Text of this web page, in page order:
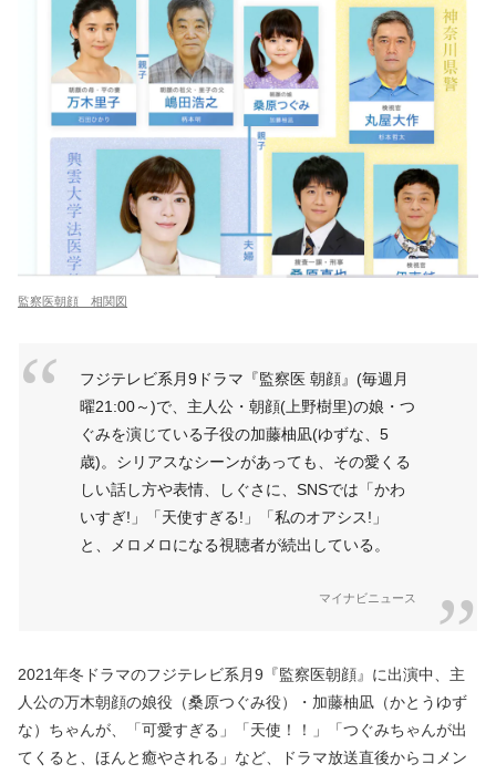
監察医朝顔 相関図
フジテレビ系月9ドラマ『監察医 朝顔』(毎週月
曜21:00～)で、主人公・朝顔(上野樹里)の娘・つ
ぐみを演じている子役の加藤柚凪(ゆずな、5
歳)。シリアスなシーンがあっても、その愛くる
しい話し方や表情、しぐさに、SNSでは「かわ
いすぎ!」「天使すぎる!」「私のオアシス!」
と、メロメロになる視聴者が続出している。
マイナビニュース
2021年冬ドラマのフジテレビ系月9『監察医朝顔』に出演中、主
人公の万木朝顔の娘役（桑原つぐみ役）・加藤柚凪（かとうゆず
な）ちゃんが、「可愛すぎる」「天使！！」「つぐみちゃんが出
てくると、ほんと癒やされる」など、ドラマ放送直後からコメン